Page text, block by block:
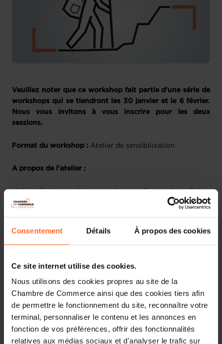
Consentement Détails À propos des cookies
Ce site internet utilise des cookies.
Nous utilisons des cookies propres au site de la
Chambre de Commerce ainsi que des cookies tiers afin
de permettre le fonctionnement du site, reconnaître votre
terminal, personnaliser le contenu et les annonces en
fonction de vos préférences, offrir des fonctionnalités
relatives aux médias sociaux et d'analyser le trafic sur
Veuillez noter que ce workshop fait partie d'une série de
workshops qui se tiendront les 30 janvier et le 6 février.
Nous vous invitons à vous inscrire pour les deux
sessions.
Format du workshop : Atelier de sensibilisation
A propos de l’atelier :
les différents aspects fiscaux liés au statut d’indépendant
dans la prise de décision de l’un ou l’autre.
Les différentes sociétés
Les principaux types d’impôts sur les sociétés (IRC,
ICC IF, TVA)
Champ d’application de la TVA